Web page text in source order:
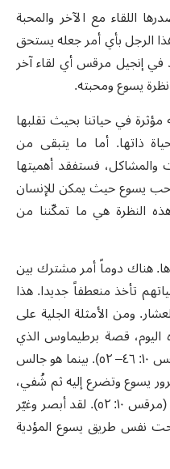
اللقاء مع الآخر والمحبة
هذا الرجل بأي أمر جعله يستحق
في إنجيل مرقس أي لقاء آخر
يسوع ومحبته.
في حياتنا بحيث تقلبها
ذاتها. أما ما يتبقى من
والمشاكل، فستفقد أهميتها
يسوع حيث يمكن للإنسان
النظرة هي ما تمكّننا من
هناك دوماً أمر مشترك بين
تأخذ منعطفاً جديدا. هذا
ومن الأمثلة الجلية على
اليوم، قصة برطيماوس الذي
يلقاه يسوع وهو خارج من أريحا (مرقس ١٠: ٤٦– ٥٢). بينما هو جالس
يسوع وتضرع إليه ثم شُفي،
“فأبصر من وقته وتبعه في الطريق” (مرقس ١٠: ٥٢). لقد أبصر وغيّر
نفس طريق يسوع المؤدية